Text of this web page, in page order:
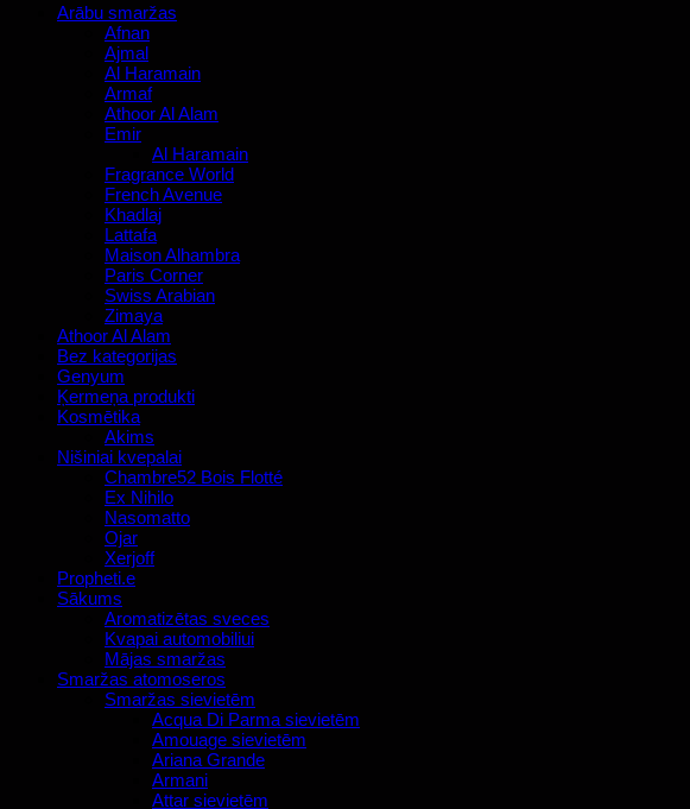
Arābu smaržas
Afnan
Ajmal
Al Haramain
Armaf
Athoor Al Alam
Emir
Al Haramain
Fragrance World
French Avenue
Khadlaj
Lattafa
Maison Alhambra
Paris Corner
Swiss Arabian
Zimaya
Athoor Al Alam
Bez kategorijas
Genyum
Ķermeņa produkti
Kosmētika
Akims
Nišiniai kvepalai
Chambre52 Bois Flotté
Ex Nihilo
Nasomatto
Ojar
Xerjoff
Propheti.e
Sākums
Aromatizētas sveces
Kvapai automobiliui
Mājas smaržas
Smaržas atomoseros
Smaržas sievietēm
Acqua Di Parma sievietēm
Amouage sievietēm
Ariana Grande
Armani
Attar sievietēm